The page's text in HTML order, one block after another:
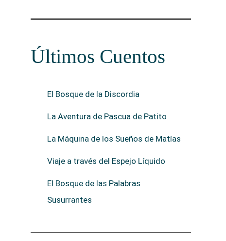
Últimos Cuentos
El Bosque de la Discordia
La Aventura de Pascua de Patito
La Máquina de los Sueños de Matías
Viaje a través del Espejo Líquido
El Bosque de las Palabras
Susurrantes